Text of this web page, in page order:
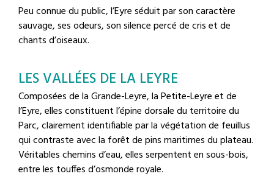
Peu connue du public, l’Eyre séduit par son caractère
sauvage, ses odeurs, son silence percé de cris et de
chants d’oiseaux.
LES VALLÉES DE LA LEYRE
Composées de la Grande-Leyre, la Petite-Leyre et de
l’Eyre, elles constituent l’épine dorsale du territoire du
Parc, clairement identifiable par la végétation de feuillus
qui contraste avec la forêt de pins maritimes du plateau.
Véritables chemins d’eau, elles serpentent en sous-bois,
entre les touffes d’osmonde royale.